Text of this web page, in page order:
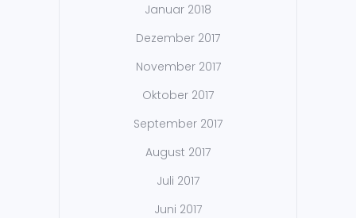
Januar 2018
Dezember 2017
November 2017
Oktober 2017
September 2017
August 2017
Juli 2017
Juni 2017